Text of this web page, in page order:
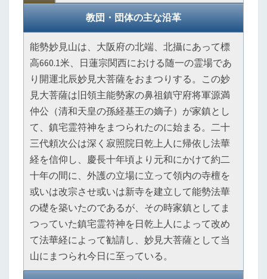
教団・団体の主な沿革
能勢妙見山は、大阪府の北端、北攝にあって標
高660.1米、日蓮宗関西における随一の霊場であ
り開運北辰妙見大菩薩をおまつりする。この妙
見大菩薩は旧領主能勢家の鼻祖鎮守府将軍源満
仲公（清和天皇の孫経基王の嫡子）が家鎮とし
て、鎮宅霊符神をまつられたのに始まる。二十
三代頼次公は深く寂照院日乾上人に帰依し法華
経を信仰し、慶長十年頃より元和にかけて約二
十年の間に、外護の立場に立って領内の寺檀を
或いは改宗させ或いは新寺を建立して能勢法華
の礎を築いたのであるが、その時家鎮としてま
つっていた鎮宅霊符神を日乾上人によって改め
て法華経によって勧請し、妙見大菩薩として当
山にまつられ今日に至っている。